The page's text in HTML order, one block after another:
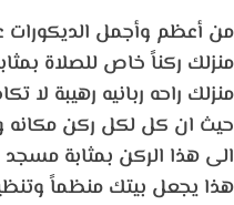
من أعظم وأجمل
منزلك ركناً خاص للصلاة
منزلك راحه ربانيه رهيبة
حيث ان كل لكل ركن مكانه
الى هذا الركن بمثابة
هذا يجعل بيتك منظماً